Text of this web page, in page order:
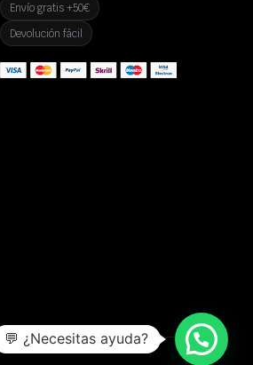
Envío gratis +50€
Devolución fácil
💬 ¿Necesitas ayuda?